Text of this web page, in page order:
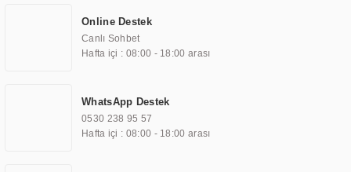
TOCHI markası altında kendi ürettiği ürünlerde kullanmıştır. Günümüzde
TOCHI; videowall, digital signage, kiosk, totem, akıllı durak ekranı, araç içi
ekran, asansör ekranı, digital menüboard, marin ekran, medikal ekran,
ekranları, endüstriyel ekranlar, kapı önü bilgi ekranları, panel PC,
endüstriyel Panel PC, mini PC, endüstriyel mini PC ve akıllı bina sistemleri
gibi çözümleri 4.5" ile 110” boyutları arasında üretebilirken, ayrıca standart
Online Destek
Canlı Sohbet
Hafta içi : 08:00 - 18:00 arası
WhatsApp Destek
0530 238 95 57
Hafta içi : 08:00 - 18:00 arası